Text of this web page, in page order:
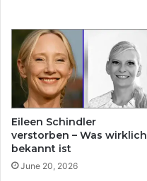
Eileen Schindler
verstorben – Was wirklich
bekannt ist
June 20, 2026